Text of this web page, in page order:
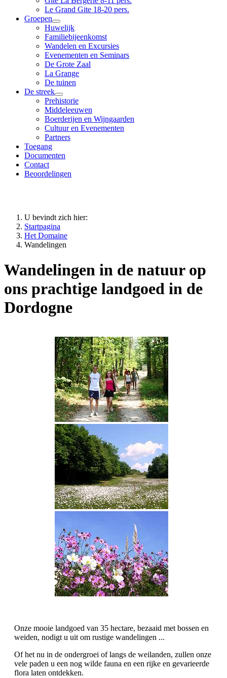
Le Grand Gite 18-20 pers.
Groepen
Huwelijk
Familiebijeenkomst
Wandelen en Excursies
Evenementen en Seminars
De Grote Zaal
La Grange
De tuinen
De streek
Prehistorie
Middeleeuwen
Boerderijen en Wijngaarden
Cultuur en Evenementen
Partners
Toegang
Documenten
Contact
Beoordelingen
U bevindt zich hier:
Startpagina
Het Domaine
Wandelingen
Wandelingen in de natuur op
ons prachtige landgoed in de
Dordogne
Onze mooie landgoed van 35 hectare, bezaaid met bossen en
weiden, nodigt u uit om rustige wandelingen ...
Of het nu in de ondergroei of langs de weilanden, zullen onze
vele paden u een nog wilde fauna en een rijke en gevarieerde
flora laten ontdekken.